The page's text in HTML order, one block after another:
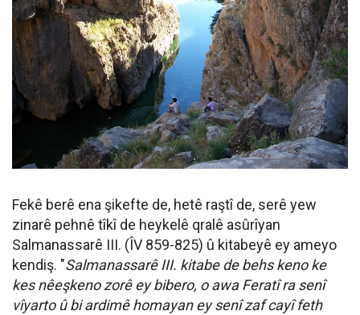
Fekê berê ena şikefte de, hetê raştî de, serê yew
zinarê pehnê tîkî de heykelê qralê asûrîyan
Salmanassarê III. (ÎV 859-825) û kitabeyê ey ameyo
kendiş. "Salmanassarê III. kitabe de behs keno ke
kes nêeşkeno zorê ey bibero, o awa Feratî ra senî
vîyarto û bi ardimê homayan ey senî zaf cayî feth